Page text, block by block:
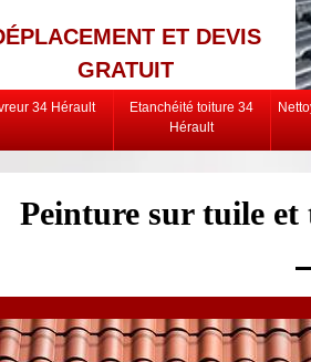
ET DEVIS
GRATUIT
34 Hérault
Etanchéité toiture 34
Hérault
Peinture sur tuile et